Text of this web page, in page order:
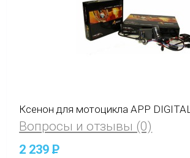
Ксенон для мотоцикла APP
Вопросы и отзывы (0)
2 239P